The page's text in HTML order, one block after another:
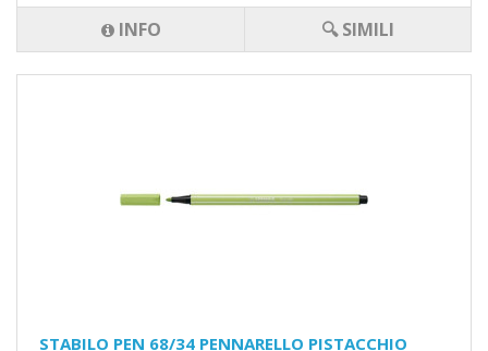
INFO
🔍 SIMILI
STABILO PEN 68/34 PENNARELLO PISTACCHIO